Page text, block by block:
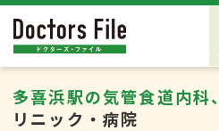
多喜浜駅の気管食道内科
リニック・病院